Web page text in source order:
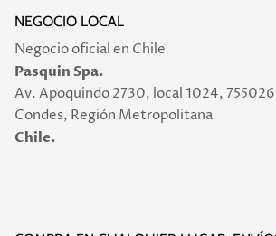
NEGOCIO LOCAL
Negocio oficial en Chile
Pasquin Spa.
Av. Apoquindo 2730, local 1024,
Condes, Región Metropolitana
Chile.